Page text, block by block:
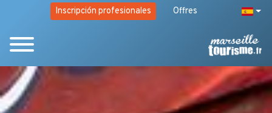
Inscripción profesionales Offres